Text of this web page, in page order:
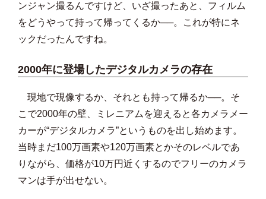
ンジャン撮るんですけど、いざ撮ったあと、フィルム
をどうやって持って帰ってくるか──。これが特にネ
ックだったんですね。
2000年に登場したデジタルカメラの存在
現地で現像するか、それとも持って帰るか──。そ
こで2000年の壁、ミレニアムを迎えると各カメラメー
カーが“デジタルカメラ”というものを出し始めます。
当時まだ100万画素や120万画素とかそのレベルであ
りながら、価格が10万円近くするのでフリーのカメラ
マンは手が出せない。